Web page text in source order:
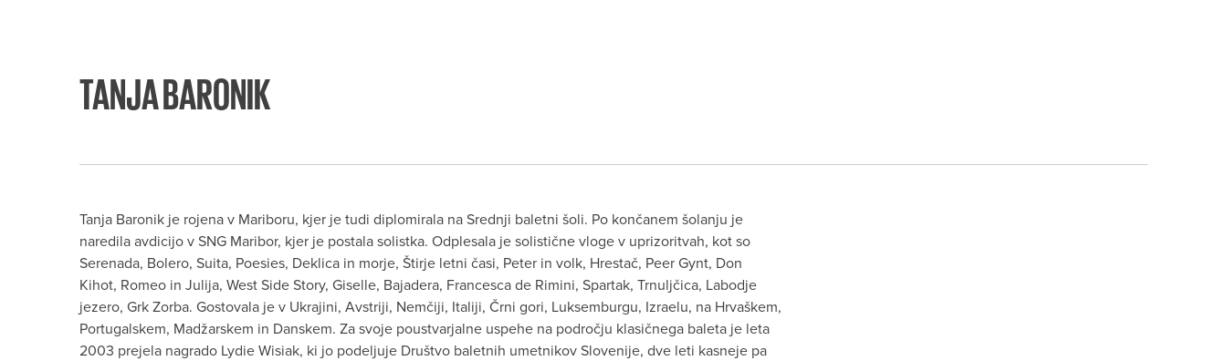
TANJA BARONIK
Tanja Baronik je rojena v Mariboru, kjer je tudi diplomirala na Srednji baletni šoli. Po končanem šolanju je
naredila avdicijo v SNG Maribor, kjer je postala solistka. Odplesala je solistične vloge v uprizoritvah, kot so
Serenada, Bolero, Suita, Poesies, Deklica in morje, Štirje letni časi, Peter in volk, Hrestač, Peer Gynt, Don
Kihot, Romeo in Julija, West Side Story, Giselle, Bajadera, Francesca de Rimini, Spartak, Trnuljčica, Labodje
jezero, Grk Zorba. Gostovala je v Ukrajini, Avstriji, Nemčiji, Italiji, Črni gori, Luksemburgu, Izraelu, na Hrvaškem,
Portugalskem, Madžarskem in Danskem. Za svoje poustvarjalne uspehe na področju klasičnega baleta je leta
2003 prejela nagrado Lydie Wisiak, ki jo podeljuje Društvo baletnih umetnikov Slovenije, dve leti kasneje pa